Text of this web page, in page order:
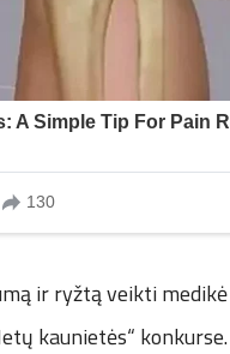
ir ryžtą veikti
kaunietės“